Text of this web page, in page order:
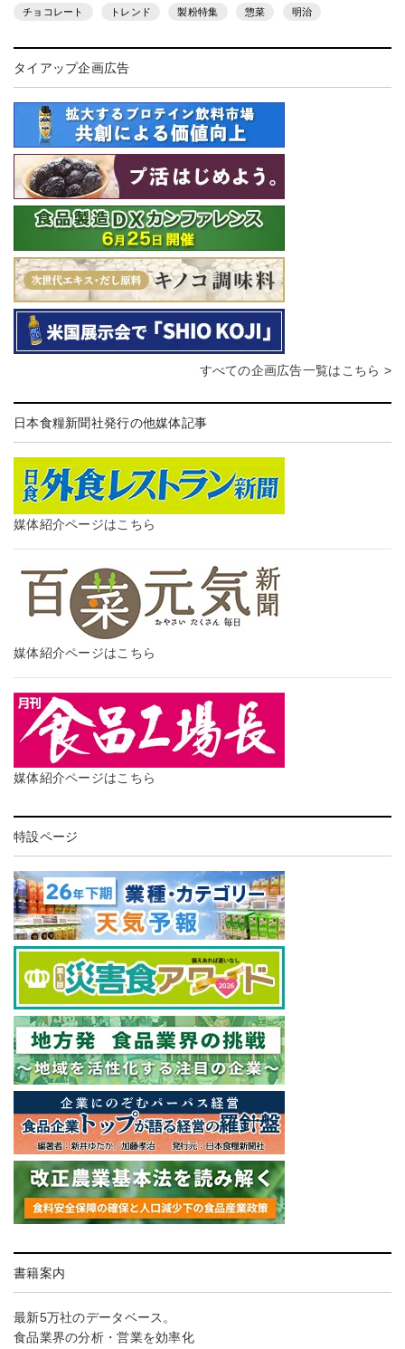
チョコレート トレンド 製粉特集 惣菜 明治
タイアップ企画広告
すべての企画広告一覧はこちら >
日本食糧新聞社発行の他媒体記事
媒体紹介ページはこちら
媒体紹介ページはこちら
媒体紹介ページはこちら
特設ページ
書籍案内
最新5万社のデータベース。
食品業界の分析・営業を効率化